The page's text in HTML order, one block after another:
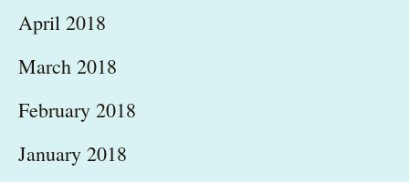
April 2018
March 2018
February 2018
January 2018